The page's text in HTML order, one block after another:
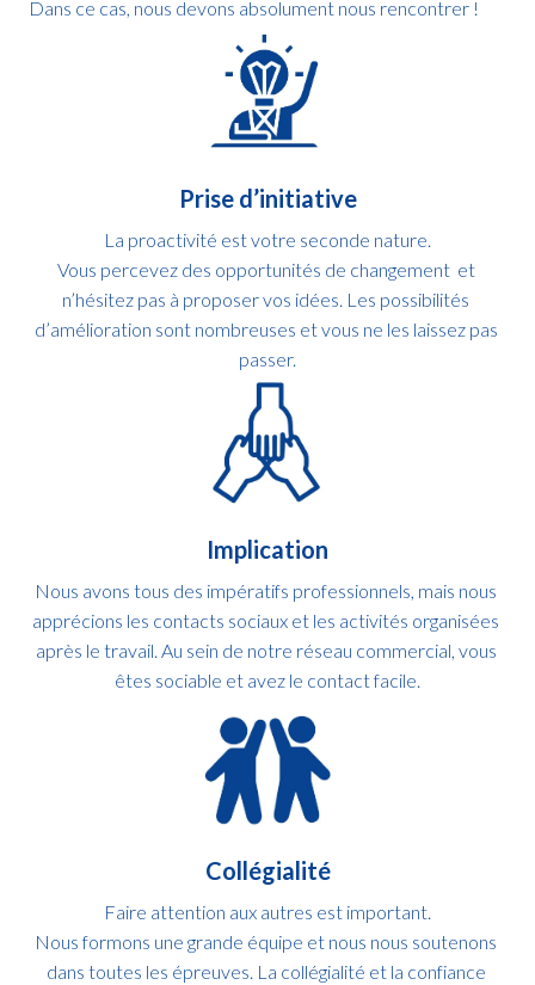
Dans ce cas, nous devons absolument nous rencontrer !
Prise d’initiative
La proactivité est votre seconde nature.
Vous percevez des opportunités de changement  et
n’hésitez pas à proposer vos idées. Les possibilités
d’amélioration sont nombreuses et vous ne les laissez pas
passer.
Implication
Nous avons tous des impératifs professionnels, mais nous
apprécions les contacts sociaux et les activités organisées
après le travail. Au sein de notre réseau commercial, vous
êtes sociable et avez le contact facile.
Collégialité
Faire attention aux autres est important.
Nous formons une grande équipe et nous nous soutenons
dans toutes les épreuves. La collégialité et la confiance